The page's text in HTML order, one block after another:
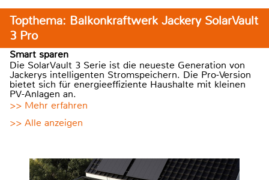
Topthema: Balkonkraftwerk Jackery SolarVault
3 Pro
Smart sparen
Die SolarVault 3 Serie ist die neueste Generation von
Jackerys intelligenten Stromspeichern. Die Pro-Version
bietet sich für energieeffiziente Haushalte mit kleinen
PV-Anlagen an.
>> Mehr erfahren
>> Alle anzeigen